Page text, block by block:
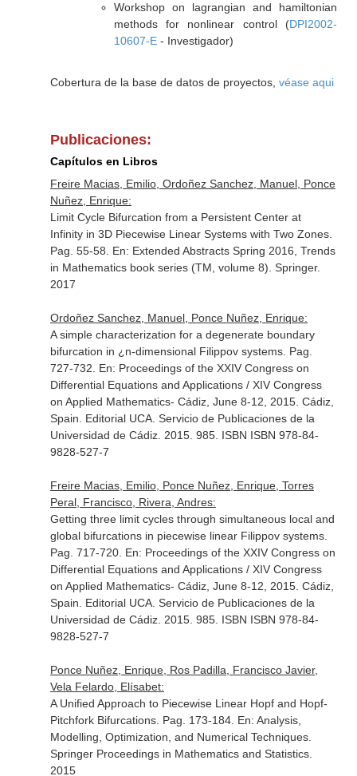
Workshop on lagrangian and hamiltonian
methods for nonlinear control (DPI2002-
10607-E- Investigador)
Cobertura de la base de datos de proyectos, véase aqui
Publicaciones:
Capítulos en Libros
Freire Macias, Emilio, Ordoñez Sanchez, Manuel, Ponce
Nuñez, Enrique:
Limit Cycle Bifurcation from a Persistent Center at
Infinity in 3D Piecewise Linear Systems with Two Zones.
Pag. 55-58. En: Extended Abstracts Spring 2016, Trends
in Mathematics book series (TM, volume 8) . Springer.
2017
Ordoñez Sanchez, Manuel, Ponce Nuñez, Enrique:
A simple characterization for a degenerate boundary
bifurcation in ¿n-dimensional Filippov systems. Pag.
727-732. En: Proceedings of the XXIV Congress on
Differential Equations and Applications / XIV Congress
on Applied Mathematics- Cádiz, June 8-12, 2015. Cádiz,
Spain. Editorial UCA. Servicio de Publicaciones de la
Universidad de Cádiz. 2015. 985. ISBN ISBN 978-84-
9828-527-7
Freire Macias, Emilio, Ponce Nuñez, Enrique, Torres
Peral, Francisco, Rivera, Andres:
Getting three limit cycles through simultaneous local and
global bifurcations in piecewise linear Filippov systems.
Pag. 717-720. En: Proceedings of the XXIV Congress on
Differential Equations and Applications / XIV Congress
on Applied Mathematics- Cádiz, June 8-12, 2015. Cádiz,
Spain. Editorial UCA. Servicio de Publicaciones de la
Universidad de Cádiz. 2015. 985. ISBN ISBN 978-84-
9828-527-7
Ponce Nuñez, Enrique, Ros Padilla, Francisco Javier,
Vela Felardo, Elísabet:
A Unified Approach to Piecewise Linear Hopf and Hopf-
Pitchfork Bifurcations. Pag. 173-184. En: Analysis,
Modelling, Optimization, and Numerical Techniques.
Springer Proceedings in Mathematics and Statistics.
2015